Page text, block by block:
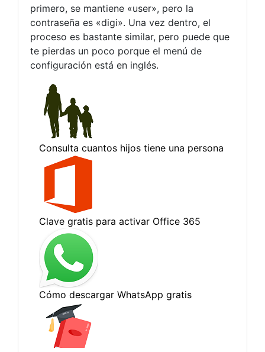
primero, se mantiene «user», pero la
contraseña es «digi». Una vez dentro, el
proceso es bastante similar, pero puede que
te pierdas un poco porque el menú de
configuración está en inglés.